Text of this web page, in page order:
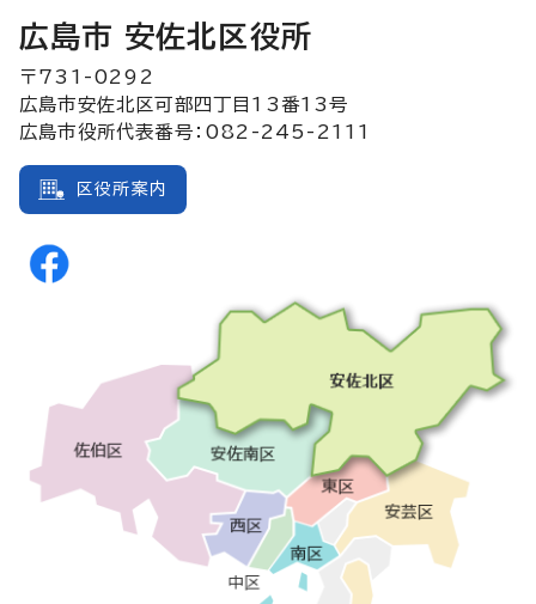
広島市 安佐北区役所
〒731-0292
広島市安佐北区可部四丁目13番13号
広島市役所代表番号：082-245-2111
区役所案内